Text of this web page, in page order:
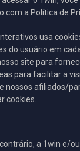
com a Política de
usa
do usuário em
site para
para facilitar a
nossos afiliados/
cookies.
a 1win e/